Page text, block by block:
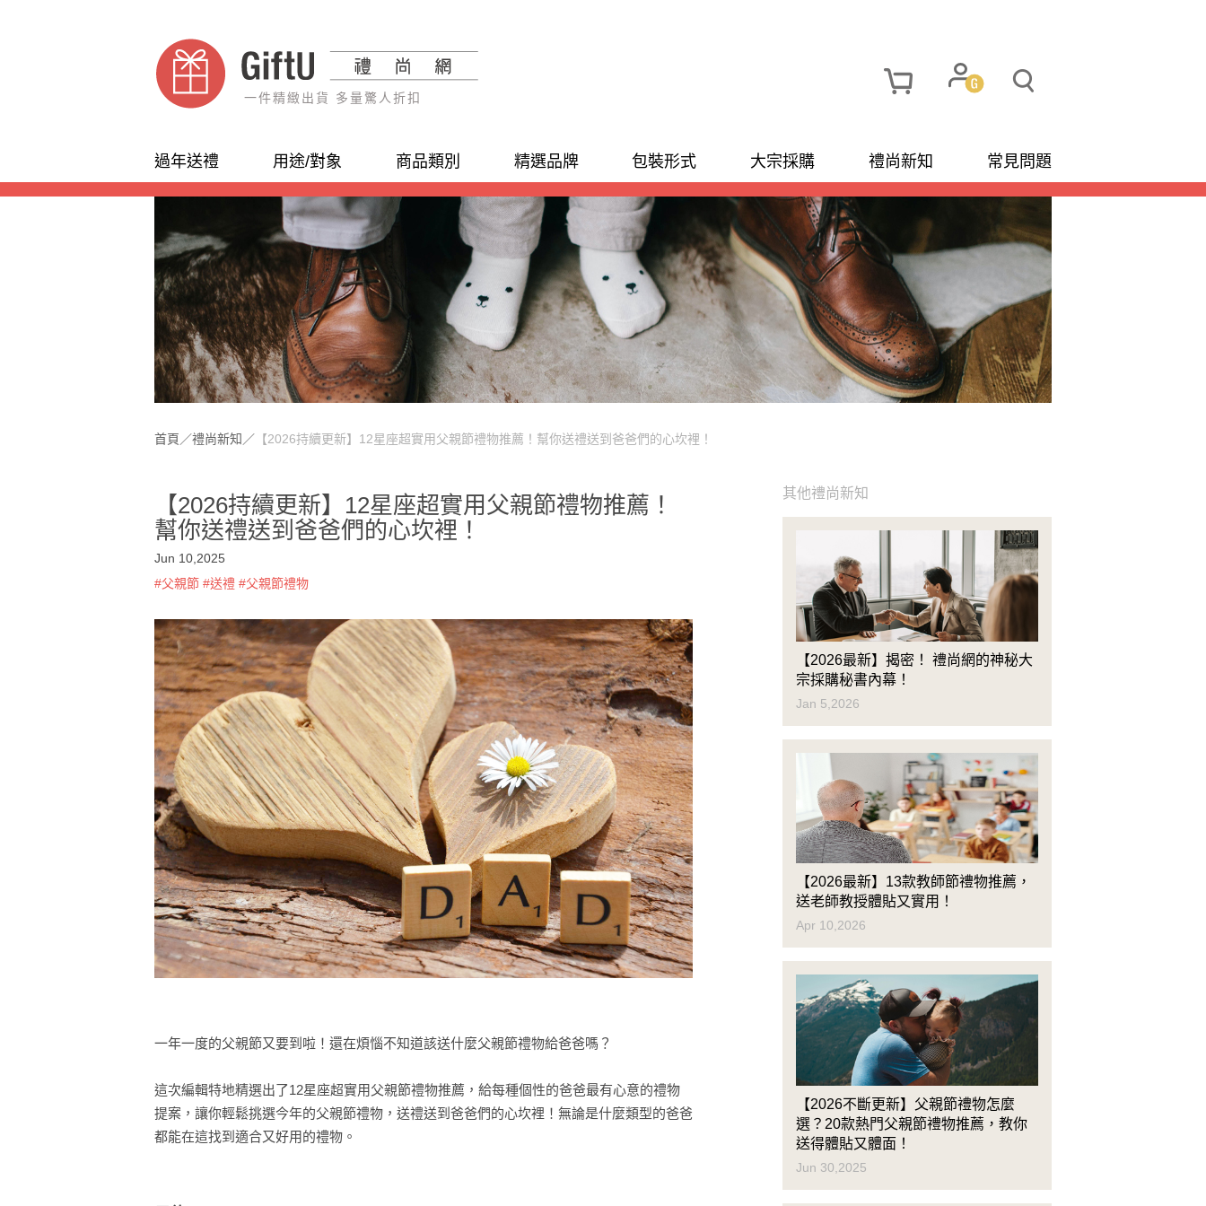
一件精緻出貨 多量驚人折扣
過年送禮 用途/對象 商品類別 精選品牌 包裝形式 大宗採購 禮尚新知 常見問題
首頁 ／禮尚新知 ／ 【2026持續更新】12星座超實用父親節禮物推薦！幫你送禮送到爸爸們的心坎裡！
【2026持續更新】12星座超實用父親節禮物推薦！
幫你送禮送到爸爸們的心坎裡！
Jun 10,2025
#父親節 #送禮 #父親節禮物
一年一度的父親節又要到啦！還在煩惱不知道該送什麼父親節禮物給爸爸嗎？
這次編輯特地精選出了12星座超實用父親節禮物推薦，給每種個性的爸爸最有心意的禮物
提案，讓你輕鬆挑選今年的父親節禮物，送禮送到爸爸們的心坎裡！無論是什麼類型的爸爸
都能在這找到適合又好用的禮物。
其他禮尚新知
【2026最新】揭密！ 禮尚網的神秘大
宗採購秘書內幕！
Jan 5,2026
【2026最新】13款教師節禮物推薦，
送老師教授體貼又實用！
Apr 10,2026
【2026不斷更新】父親節禮物怎麼
選？20款熱門父親節禮物推薦，教你
送得體貼又體面！
Jun 30,2025